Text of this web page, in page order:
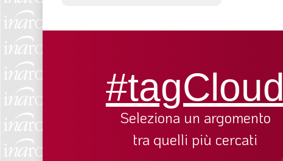
#tagCloud
Seleziona un argomento
tra quelli più cercati